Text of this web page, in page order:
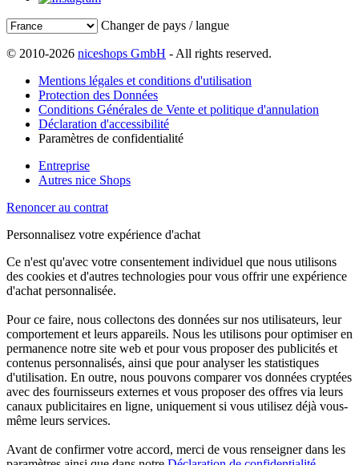
Changer de pays / langue
© 2010-2026 niceshops GmbH - All rights reserved.
Mentions légales et conditions d'utilisation
Protection des Données
Conditions Générales de Vente et politique d'annulation
Déclaration d'accessibilité
Paramètres de confidentialité
Entreprise
Autres nice Shops
Renoncer au contrat
Personnalisez votre expérience d'achat
Ce n'est qu'avec votre consentement individuel que nous utilisons
des cookies et d'autres technologies pour vous offrir une expérience
d'achat personnalisée.
Pour ce faire, nous collectons des données sur nos utilisateurs, leur
comportement et leurs appareils. Nous les utilisons pour optimiser en
permanence notre site web et pour vous proposer des publicités et
contenus personnalisés, ainsi que pour analyser les statistiques
d'utilisation. En outre, nous pouvons comparer vos données cryptées
avec des fournisseurs externes et vous proposer des offres via leurs
canaux publicitaires en ligne, uniquement si vous utilisez déjà vous-
même leurs services.
Avant de confirmer votre accord, merci de vous renseigner dans les